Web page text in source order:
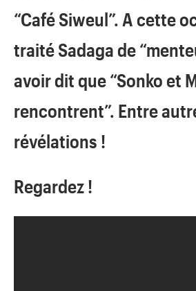
“Café Siweul”. A cette
traité Sadaga de
avoir dit que “Sonko et
rencontrent”. Entre
révélations !
Regardez !